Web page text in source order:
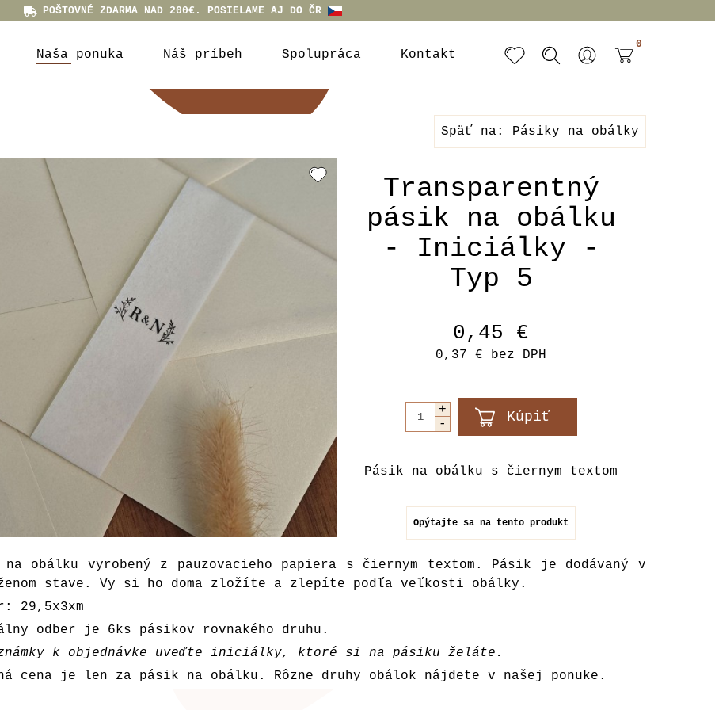
POŠTOVNÉ ZDARMA NAD 200€. POSIELAME AJ DO ČR
Naša ponuka Náš príbeh Spolupráca Kontakt
0
Späť na: Pásiky na obálky
Transparentný
pásik na obálku
- Iniciálky -
Typ 5
0,45 €
0,37 € bez DPH
Pásik na obálku s čiernym textom
Opýtajte sa na tento produkt
na obálku vyrobený z pauzovacieho papiera s čiernym textom. Pásik je dodávaný v
stave. Vy si ho doma zložíte a zlepíte podľa veľkosti obálky.
29,5x3xm
odber je 6ks pásikov rovnakého druhu.
k objednávke uveďte iniciálky, ktoré si na pásiku želáte.
cena je len za pásik na obálku. Rôzne druhy obálok nájdete v našej ponuke .